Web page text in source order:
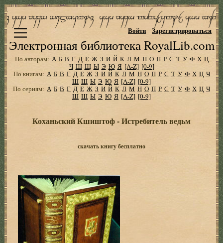
Электронная библиотека RoyalLib.com
Войти Зарегистрироваться
По авторам: А Б В Г Д Е Ж З И Й К Л М Н О П Р С Т У Ф Х Ц
Ч Ш Щ Ы Э Ю Я [A-Z] [0-9]
По книгам: А Б В Г Д Е Ж З И Й К Л М Н О П Р С Т У Ф Х Ц Ч
Ш Щ Ы Э Ю Я [A-Z] [0-9]
По сериям: А Б В Г Д Е Ж З И Й К Л М Н О П Р С Т У Ф Х Ц Ч
Ш Щ Ы Э Ю Я [A-Z] [0-9]
Коханьский Кшиштоф - Истребитель ведьм
скачать книгу бесплатно